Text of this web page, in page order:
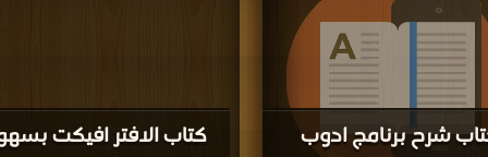
كتاب الافتر افيكت
شرح برنامج ادوب